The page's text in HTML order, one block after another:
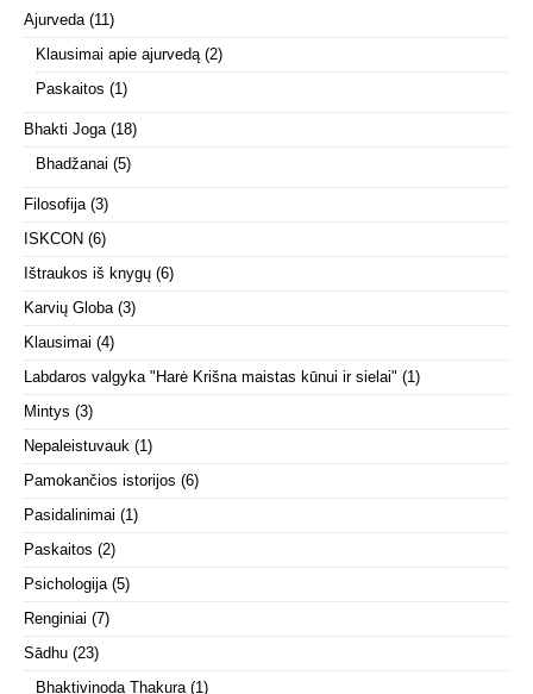
Ajurveda (11)
Klausimai apie ajurvedą (2)
Paskaitos (1)
Bhakti Joga (18)
Bhadžanai (5)
Filosofija (3)
ISKCON (6)
Ištraukos iš knygų (6)
Karvių Globa (3)
Klausimai (4)
Labdaros valgyka "Harė Krišna maistas kūnui ir sielai" (1)
Mintys (3)
Nepaleistuvauk (1)
Pamokančios istorijos (6)
Pasidalinimai (1)
Paskaitos (2)
Psichologija (5)
Renginiai (7)
Sādhu (23)
Bhaktivinoda Thakura (1)